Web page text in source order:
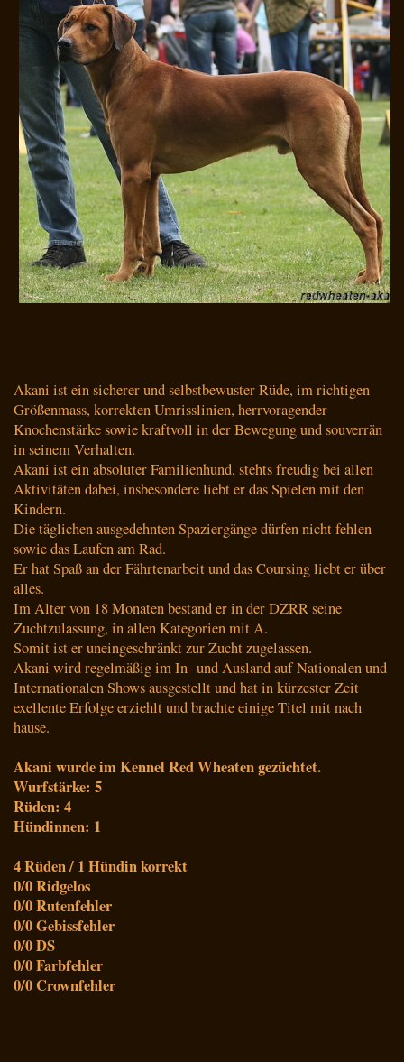
Akani ist ein sicherer und selbstbewuster Rüde, im richtigen
Größenmass, korrekten Umrisslinien, herrvoragender
Knochenstärke sowie kraftvoll in der Bewegung und souverrän
in seinem Verhalten.
Akani ist ein absoluter Familienhund, stehts freudig bei allen
Aktivitäten dabei, insbesondere liebt er das Spielen mit den
Kindern.
Die täglichen ausgedehnten Spaziergänge dürfen nicht fehlen
sowie das Laufen am Rad.
Er hat Spaß an der Fährtenarbeit und das Coursing liebt er über
alles.
Im Alter von 18 Monaten bestand er in der DZRR seine
Zuchtzulassung, in allen Kategorien mit A.
Somit ist er uneingeschränkt zur Zucht zugelassen.
Akani wird regelmäßig im In- und Ausland auf Nationalen und
Internationalen Shows ausgestellt und hat in kürzester Zeit
exellente Erfolge erziehlt und brachte einige Titel mit nach
hause.
Akani wurde im Kennel Red Wheaten gezüchtet.
Wurfstärke: 5
Rüden: 4
Hündinnen: 1
4 Rüden / 1 Hündin korrekt
0/0 Ridgelos
0/0 Rutenfehler
0/0 Gebissfehler
0/0 DS
0/0 Farbfehler
0/0 Crownfehler